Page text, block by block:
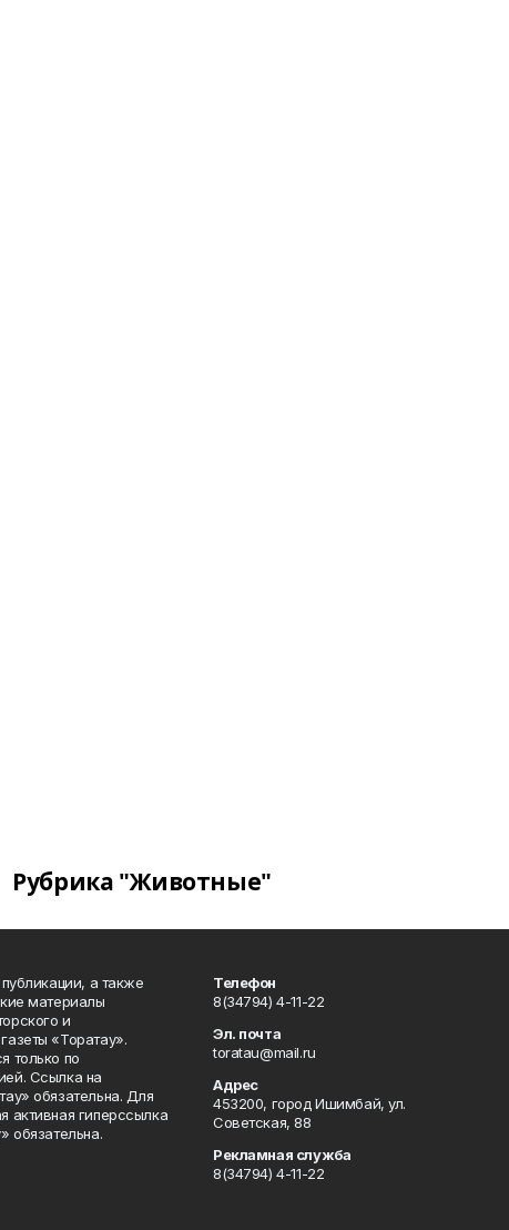
Рубрика "Животные"
а также
материалы
и
«Торатау».
только по
Ссылка на
обязательна. Для
активная гиперссылка
обязательна.
Телефон
8(34794) 4-11-22
Эл. почта
toratau@mail.ru
Адрес
453200, город Ишимбай, ул.
Советская, 88
Рекламная служба
8(34794) 4-11-22